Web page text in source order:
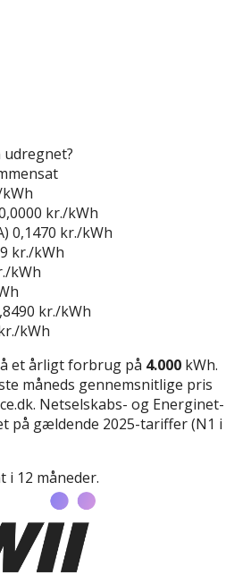
kr./kWh
0,1470 kr./kWh
kr./kWh
kWh
kr./kWh
kWh
et årligt forbrug på 4.000 kWh.
måneds gennemsnitlige pris
Netselskabs- og Energinet-
på gældende 2025-tariffer (N1 i
i 12 måneder.